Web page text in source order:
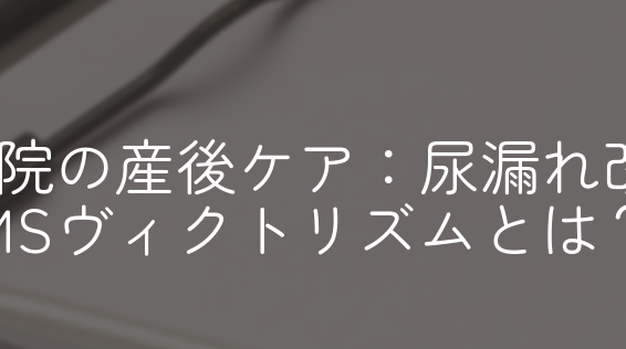
ダイエット
腰痛
の産後ケア：尿漏
ヴィクトリズムとは